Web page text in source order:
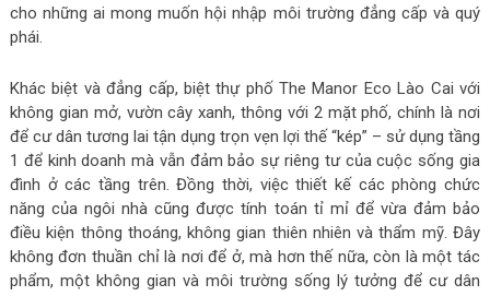
cho những ai mong muốn hội nhập môi trường đẳng cấp và quý
phái.
Khác biệt và đẳng cấp, biệt thự phố The Manor Eco Lào Cai với
không gian mở, vườn cây xanh, thông với 2 mặt phố, chính là nơi
để cư dân tương lai tận dụng trọn vẹn lợi thế “kép” – sử dụng tầng
1 để kinh doanh mà vẫn đảm bảo sự riêng tư của cuộc sống gia
đình ở các tầng trên. Đồng thời, việc thiết kế các phòng chức
năng của ngôi nhà cũng được tính toán tỉ mỉ để vừa đảm bảo
điều kiện thông thoáng, không gian thiên nhiên và thẩm mỹ. Đây
không đơn thuần chỉ là nơi để ở, mà hơn thế nữa, còn là một tác
phẩm, một không gian và môi trường sống lý tưởng để cư dân